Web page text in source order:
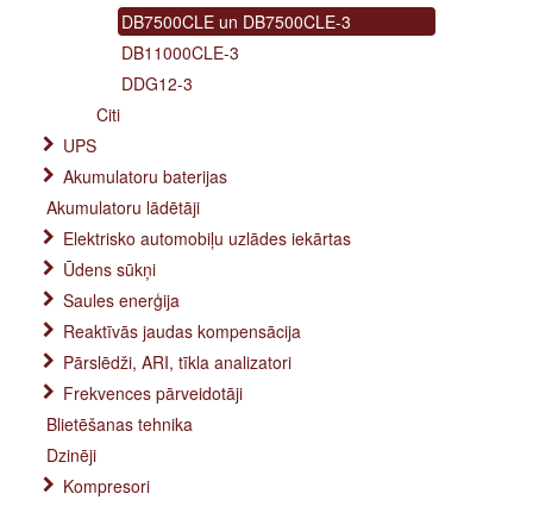
DB7500CLE un DB7500CLE-3
DB11000CLE-3
DDG12-3
Citi
UPS
Akumulatoru baterijas
Akumulatoru lādētāji
Elektrisko automobiļu uzlādes iekārtas
Ūdens sūkņi
Saules enerģija
Reaktīvās jaudas kompensācija
Pārslēdži, ARI, tīkla analizatori
Frekvences pārveidotāji
Blietēšanas tehnika
Dzinēji
Kompresori